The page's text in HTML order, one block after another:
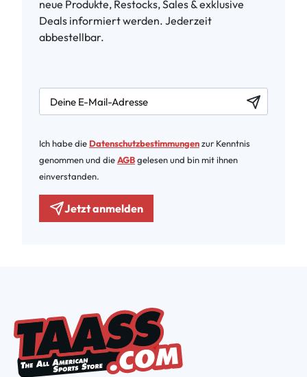
neue Produkte, Restocks, Sales & exklusive
Deals informiert werden. Jederzeit
abbestellbar.
newsletter.labelEmail
Ich habe die Datenschutzbestimmungenzur Kenntnis
genommen und dieAGBgelesen und bin mit ihnen
einverstanden.
Jetzt anmelden